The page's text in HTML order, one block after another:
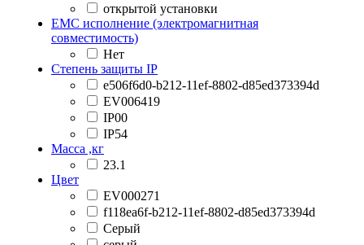
открытой установки
EMC исполнение (электромагнитная
совместимость)
Нет
Степень защиты IP
e506f6d0-b212-11ef-8802-d85ed373394d
EV006419
IP00
IP54
Масса ,кг
23.1
Цвет
EV000271
f118ea6f-b212-11ef-8802-d85ed373394d
Серый